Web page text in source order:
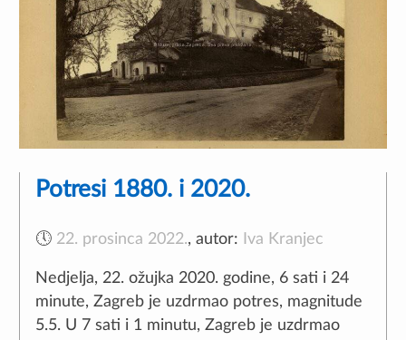
Potresi 1880. i 2020.
🕔 22. prosinca 2022.,autor: Iva Kranjec
Nedjelja, 22. ožujka 2020. godine, 6 sati i 24
minute, Zagreb je uzdrmao potres, magnitude
5.5. U 7 sati i 1 minutu, Zagreb je uzdrmao
Naše web stranice koriste kolačiće kako bi Vam omogućili
najbolje korisničko iskustvo.